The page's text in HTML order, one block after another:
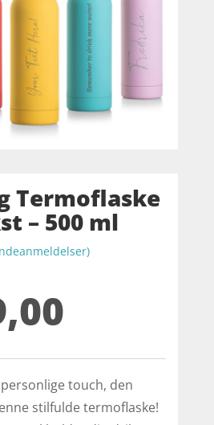
Termoflaske
– 500 ml
touch, den
stilfulde termoflaske!